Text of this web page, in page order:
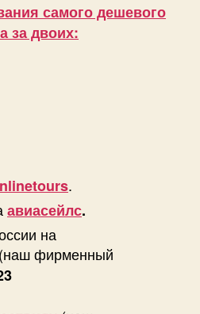
самого дешевого
за двоих:
.
авиасейлс.
на
(наш фирменный